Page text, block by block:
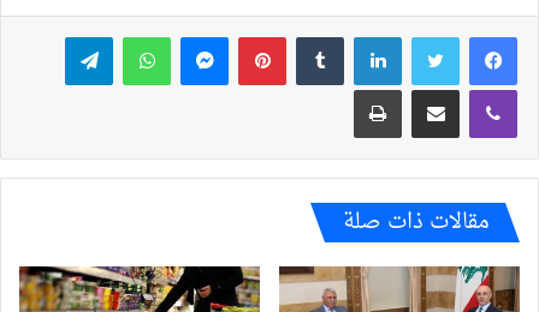
فيسبوك تويتر لينكدإن بينتيريستماسنجر واتساب تيلقرام
ڤايبر مشاركة عبر البريد طباعة
مقالات ذات صلة